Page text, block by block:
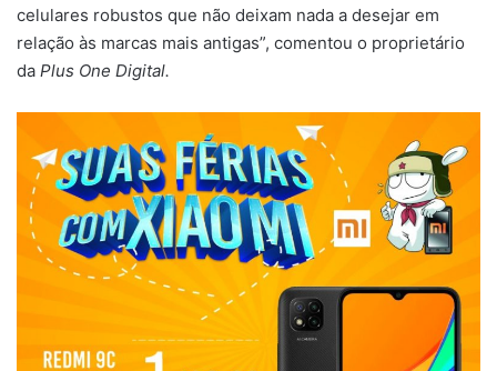
celulares robustos que não deixam nada a desejar em
relação às marcas mais antigas”, comentou o proprietário
da Plus One Digital.